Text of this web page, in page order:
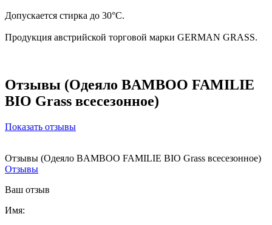
Допускается стирка до 30°С.
Продукция австрийской торговой марки GERMAN GRASS.
Отзывы (Одеяло BAMBOO FAMILIE
BIO Grass всесезонное)
Показать отзывы
Отзывы (Одеяло BAMBOO FAMILIE BIO Grass всесезонное)
Отзывы
Ваш отзыв
Имя: